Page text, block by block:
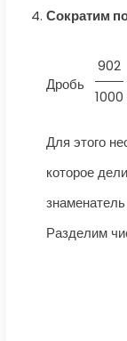
Сократим
Дробь
902
1000
Для этого
которое
Разделим